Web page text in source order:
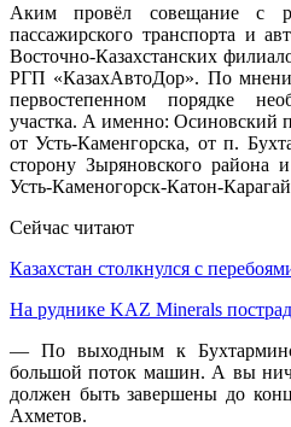
Аким провёл совещание с
пассажирского транспорта и
Восточно-Казахстанских
РГП «КазахАвтоДор». По
первостепенном порядке
участка. А именно: Осиновский
от Усть-Каменгорска, от п.
сторону Зыряновского района
Усть-Каменогорск-Катон-
Сейчас читают
Казахстан столкнулся с
На руднике KAZ Minerals
— По выходным к
большой поток машин. А вы
должен быть завершены до
Ахметов.